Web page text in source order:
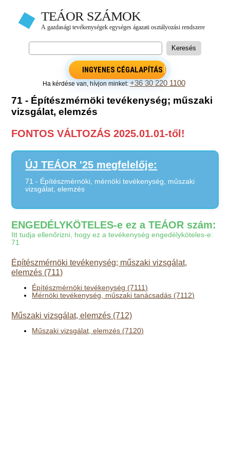
INGYENES CÉGALAPÍTÁS
Ha kérdése van, hívjon minket:+36 30 220 1100
71 - Építészmérnöki tevékenység; műszaki
vizsgálat, elemzés
FONTOS VÁLTOZÁS 2025.01.01-től!
ÚJ TEÁOR '25 megfelelője:
71 - Építészmérnöki, mérnöki tevékenység, műszaki
vizsgálat, elemzés
ENGEDÉLYKÖTELES-e ez a TEÁOR szám:
Itt tudja ellenőrizni, hogy ez a tevékenység engedélyköteles-e:
71
Építészmérnöki tevékenység; műszaki vizsgálat,
elemzés (711)
Építészmérnöki tevékenység (7111)
Mérnöki tevékenység, műszaki tanácsadás (7112)
Műszaki vizsgálat, elemzés (712)
Műszaki vizsgálat, elemzés (7120)